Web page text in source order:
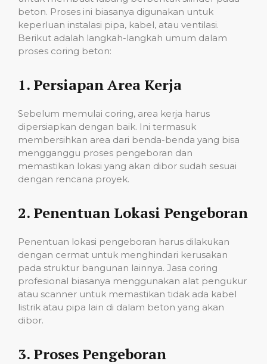
beton. Proses ini biasanya digunakan untuk
keperluan instalasi pipa, kabel, atau ventilasi.
Berikut adalah langkah-langkah umum dalam
proses coring beton:
1. Persiapan Area Kerja
Sebelum memulai coring, area kerja harus
dipersiapkan dengan baik. Ini termasuk
membersihkan area dari benda-benda yang bisa
mengganggu proses pengeboran dan
memastikan lokasi yang akan dibor sudah sesuai
dengan rencana proyek.
2. Penentuan Lokasi Pengeboran
Penentuan lokasi pengeboran harus dilakukan
dengan cermat untuk menghindari kerusakan
pada struktur bangunan lainnya. Jasa coring
profesional biasanya menggunakan alat pengukur
atau scanner untuk memastikan tidak ada kabel
listrik atau pipa lain di dalam beton yang akan
dibor.
3. Proses Pengeboran